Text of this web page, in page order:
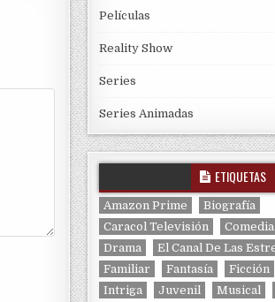
Películas
Reality Show
Series
Series Animadas
ETIQUETAS
Amazon Prime
Biografía
Caracol Televisión
Comedia
Drama
El Canal De Las
Familiar
Fantasía Ficción
Intriga
Juvenil Musical